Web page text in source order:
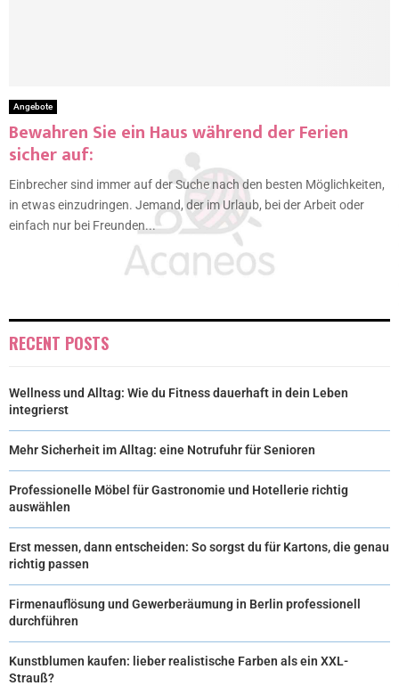
Angebote
Bewahren Sie ein Haus während der Ferien
sicher auf:
Einbrecher sind immer auf der Suche nach den besten Möglichkeiten,
in etwas einzudringen. Jemand, der im Urlaub, bei der Arbeit oder
einfach nur bei Freunden...
RECENT POSTS
Wellness und Alltag: Wie du Fitness dauerhaft in dein Leben
integrierst
Mehr Sicherheit im Alltag: eine Notrufuhr für Senioren
Professionelle Möbel für Gastronomie und Hotellerie richtig
auswählen
Erst messen, dann entscheiden: So sorgst du für Kartons, die genau
richtig passen
Firmenauflösung und Gewerberäumung in Berlin professionell
durchführen
Kunstblumen kaufen: lieber realistische Farben als ein XXL-
Strauß?